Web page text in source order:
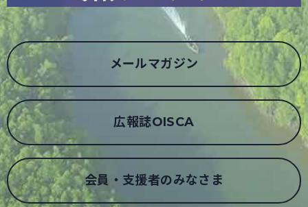
メールマガジン
広報誌OISCA
会員・支援者のみなさま